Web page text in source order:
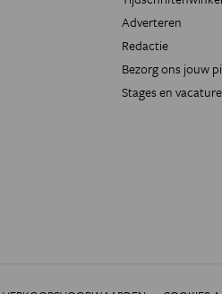
Adverteren
Redactie
Bezorg ons jouw
Stages en